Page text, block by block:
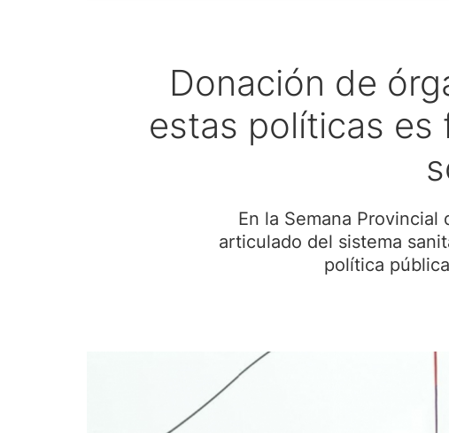
Donación de
estas políticas es
En la Semana
articulado del sistema
política